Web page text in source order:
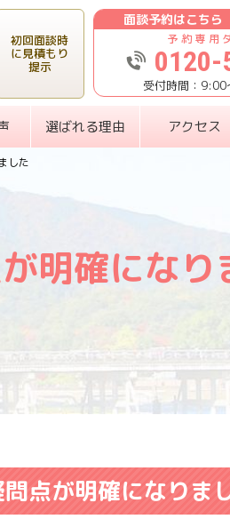
初回面談時
に見積もり
提示
面談予約はこち
0120-
9:00
選ばれる理由 アクセス
した
明確になり
点が明確になりま